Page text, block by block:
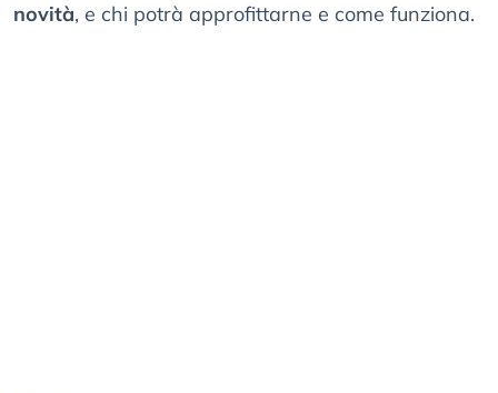
novità, e chi potrà approfittarne e come funziona.